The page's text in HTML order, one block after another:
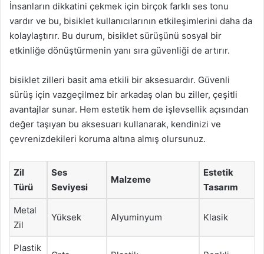
İnsanların dikkatini çekmek için birçok farklı ses tonu
vardır ve bu, bisiklet kullanıcılarının etkileşimlerini daha da
kolaylaştırır. Bu durum, bisiklet sürüşünü sosyal bir
etkinliğe dönüştürmenin yanı sıra güvenliği de artırır.
bisiklet zilleri basit ama etkili bir aksesuardır. Güvenli
sürüş için vazgeçilmez bir arkadaş olan bu ziller, çeşitli
avantajlar sunar. Hem estetik hem de işlevsellik açısından
değer taşıyan bu aksesuarı kullanarak, kendinizi ve
çevrenizdekileri koruma altına almış olursunuz.
Zil
Türü
Ses
Seviyesi
Malzeme
Estetik
Tasarım
Metal
Zil
Yüksek Alyuminyum Klasik
Plastik